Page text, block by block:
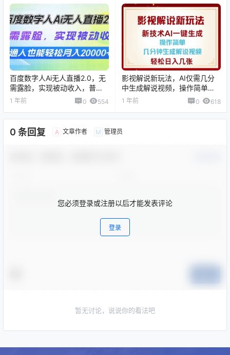
百度数字人Ai无人直播2.0，无
需露脸，实现被动收入，普通
人也能轻松月...
1 年前 0 554
影视解说新玩法，AI仅需几分
中生成解说视频，操作简单，
日入几张
1 年前 0 618
0 条回复 A 文章作者 M 管理员
您必须登录或注册以后才能发表评论
登录
暂无讨论，说说你的看法吧